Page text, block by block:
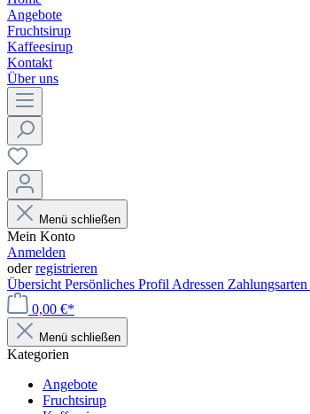
Angebote
Fruchtsirup
Kaffeesirup
Kontakt
Über uns
Menü schließen
Mein Konto
Anmelden
oderregistrieren
Übersicht Persönliches Profil Adressen Zahlungsarten
0,00 €*
Menü schließen
Kategorien
Angebote
Fruchtsirup